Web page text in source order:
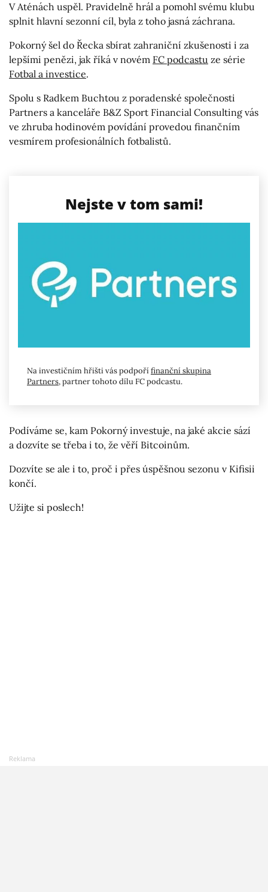
V Aténách uspěl. Pravidelně hrál a pomohl svému klubu
splnit hlavní sezonní cíl, byla z toho jasná záchrana.
Pokorný šel do Řecka sbírat zahraniční zkušenosti i za
lepšími penězi, jak říká v novém FC podcastu ze série
Fotbal a investice.
Spolu s Radkem Buchtou z poradenské společnosti
Partners a kanceláře B&Z Sport Financial Consulting vás
ve zhruba hodinovém povídání provedou finančním
vesmírem profesionálních fotbalistů.
Nejste v tom sami!
Na investičním hřišti vás podpořífinanční skupina
Partners, partner tohoto dílu FC podcastu.
Podíváme se, kam Pokorný investuje, na jaké akcie sází
a dozvíte se třeba i to, že věří Bitcoinům.
Dozvíte se ale i to, proč i přes úspěšnou sezonu v Kifisii
končí.
Užijte si poslech!